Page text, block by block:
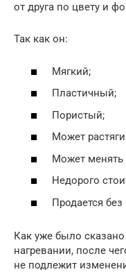
от друга по цвету и
Так как он:
Мягкий;
Пластичный;
Пористый;
Может
Может менять
Недорого
Продается
Как уже было
нагревании, после
не подлежит